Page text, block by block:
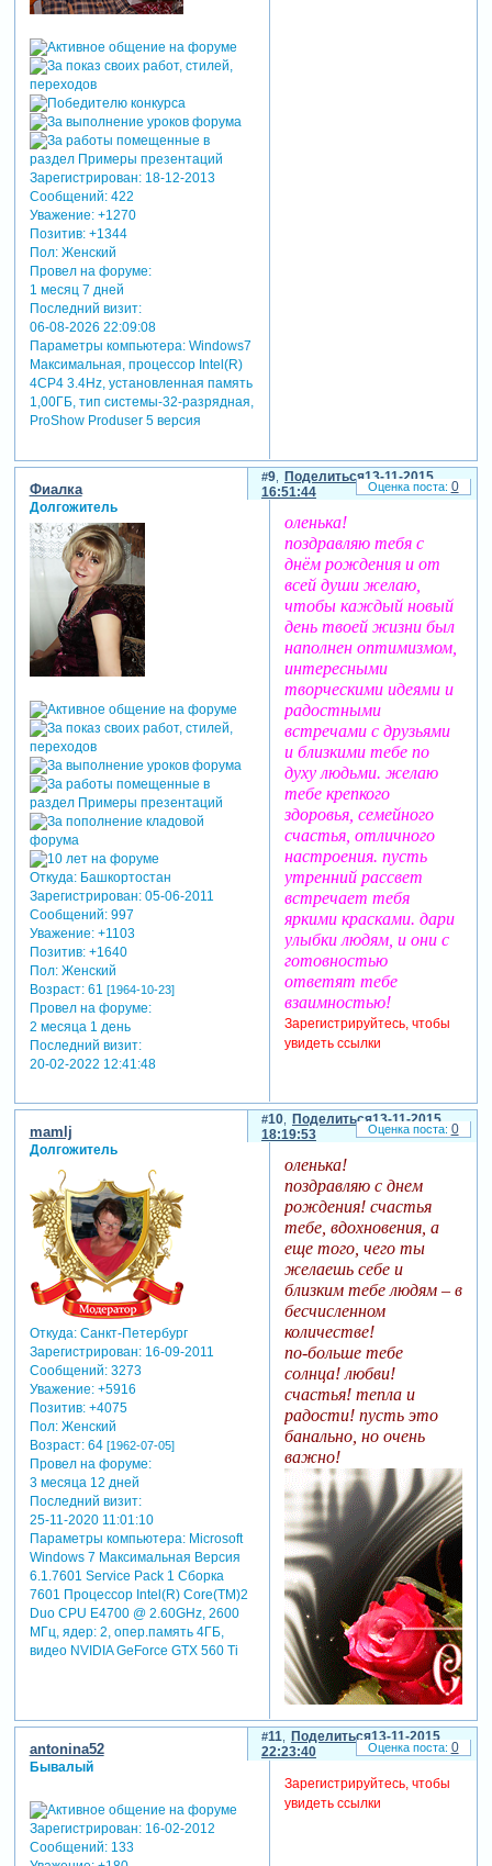
Зарегистрирован: 18-12-2013
Сообщений:422
Уважение: +1270
Позитив: +1344
Пол:Женский
Провел на форуме:
1 месяц 7 дней
Последний визит:
06-08-2026 22:09:08
Параметры компьютера:Windows7
Максимальная, процессор Intel(R)
4CP4 3.4Hz, установленная память
1,00ГБ, тип системы-32-разрядная,
ProShow Produser 5 версия
Поделиться
9
13-11-2015
16:51:44
Фиалка
Долгожитель
Откуда:Башкортостан
Зарегистрирован: 05-06-2011
Сообщений:997
Уважение: +1103
Позитив: +1640
Пол:Женский
Возраст:61 [1964-10-23]
Провел на форуме:
2 месяца 1 день
Последний визит:
20-02-2022 12:41:48
оленька!
поздравляю тебя с
днём рождения и от
всей души желаю,
чтобы каждый новый
день твоей жизни был
наполнен оптимизмом,
интересными
творческими идеями и
радостными
встречами с друзьями
и близкими тебе по
духу людьми. желаю
тебе крепкого
здоровья, семейного
счастья, отличного
настроения. пусть
утренний рассвет
встречает тебя
яркими красками. дари
улыбки людям, и они с
готовностью
ответят тебе
взаимностью!
Зарегистрируйтесь, чтобы
увидеть ссылки
0
Поделиться
10
13-11-2015
18:19:53
mamlj
Долгожитель
Откуда:Санкт-Петербург
Зарегистрирован: 16-09-2011
Сообщений:3273
Уважение: +5916
Позитив: +4075
Пол:Женский
Возраст:64 [1962-07-05]
Провел на форуме:
3 месяца 12 дней
Последний визит:
25-11-2020 11:01:10
Параметры компьютера:Microsoft
Windows 7 Максимальная Версия
6.1.7601 Service Pack 1 Сборка
7601 Процессор Intel(R) Core(TM)2
Duo CPU E4700 @ 2.60GHz, 2600
МГц, ядер: 2, опер.память 4ГБ,
видео NVIDIA GeForce GTX 560 Ti
оленька!
поздравляю с днем
рождения! счастья
тебе, вдохновения, а
еще того, чего ты
желаешь себе и
близким тебе людям – в
бесчисленном
количестве!
по-больше тебе
солнца! любви!
счастья! тепла и
радости! пусть это
банально, но очень
важно!
0
Поделиться
11
13-11-2015
22:23:40
antonina52
Бывалый
Зарегистрирован: 16-02-2012
Сообщений:133
Зарегистрируйтесь, чтобы
увидеть ссылки
0